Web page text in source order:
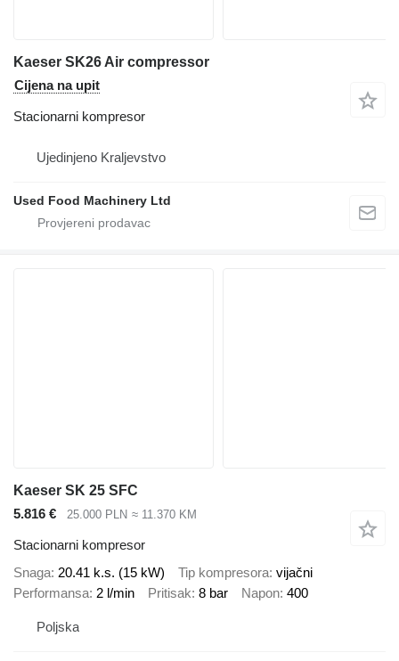
Kaeser SK26 Air compressor
Cijena na upit
Stacionarni kompresor
Ujedinjeno Kraljevstvo
Used Food Machinery Ltd
Kaeser SK 25 SFC
5.816 €
25.000 PLN ≈ 11.370 KM
Stacionarni kompresor
Snaga 20.41 k.s. (15 kW) Tip kompresora vijačni
Performansa 2 l/min Pritisak 8 bar Napon 400
Poljska